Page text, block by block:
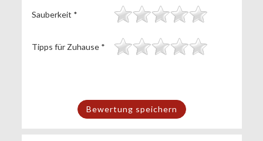
Sauberkeit *
Tipps für Zuhause *